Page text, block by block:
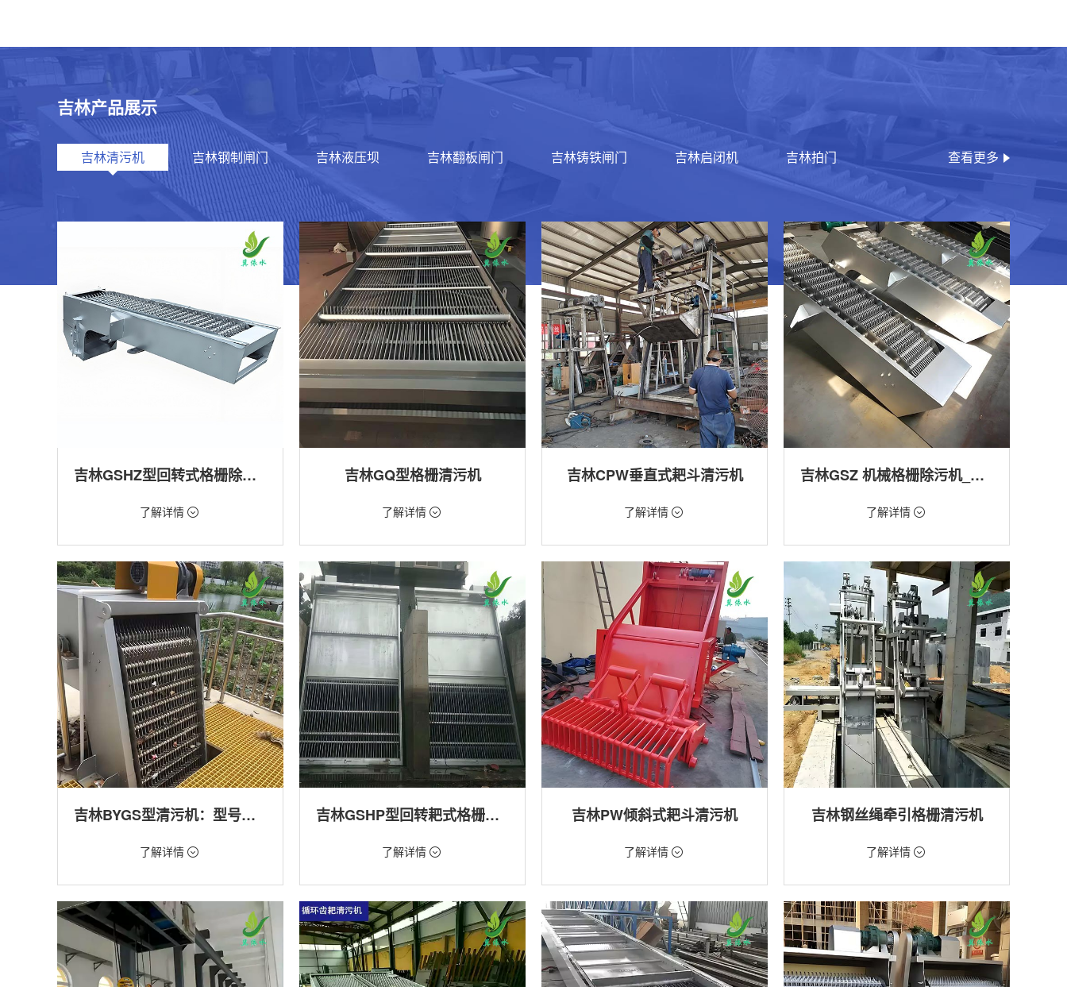
吉林产品展示
吉林清污机 吉林钢制闸门 吉林液压坝 吉林翻板闸门 吉林铸铁闸门 吉林启闭机 吉林拍门 查看更多
吉林GSHZ型回转式格栅除污机
价格：1.08万/台
机,回转式清污机
用途：泵站,污水处理,水电站,自来水厂,渠道,水
产养殖,化工,纺织,给排水工程
了解详情
吉林GQ型格栅清污机
价格：1899元/台
机
用途：泵站,污水处理,水电站,自来水厂,给排水
工程
了解详情
吉林CPW垂直式耙斗清污机
价格：5268元/台了解详情
吉林GSZ 机械格栅除污机_污水处理拦截设备_型号参数 | 工作原理 | 适用场景详解
价格：1800元/台
机
用途：泵站,污水处理,渠道,河道,化工,纺织,给
排水工程
了解详情
吉林BYGS型清污机：型号多样应用广泛
价格：1.23万/台
机
用途：泵站,污水处理,渠道,化工,纺织
了解详情
吉林GSHP型回转耙式格栅清污机
价格：1.18万/台
机,回转式清污机
用途：泵站,污水处理,水电站,自来水厂,渠道,河
道,防洪排涝
了解详情
吉林PW倾斜式耙斗清污机
价格：1.28万/台了解详情
吉林钢丝绳牵引格栅清污机
价格：2888元/台了解详情